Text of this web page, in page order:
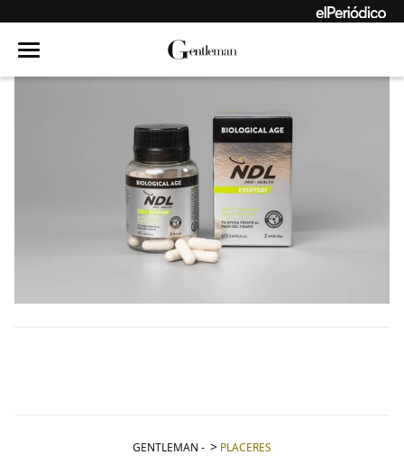
GENTLEMAN - PLACERES